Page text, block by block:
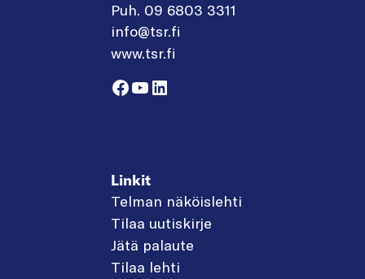
Puh. 09 6803 3311
info@tsr.fi
www.tsr.fi
Facebook
YouTube
LinkedIn
Linkit
Telman näköislehti
Tilaa uutiskirje
Jätä palaute
Tilaa lehti